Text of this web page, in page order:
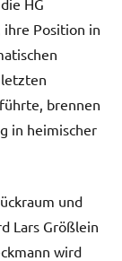
ihre Position in
brennen
in heimischer
und
Lars Größlein
wird